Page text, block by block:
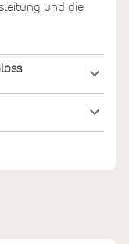
und die